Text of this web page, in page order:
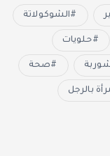
الشوكولاتة
حلويات
صحة
بالرجل